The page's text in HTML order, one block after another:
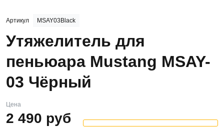
Артикул MSAY03Black
Утяжелитель для
пеньюара Mustang MSAY-
03 Чёрный
Цена
2 490 руб